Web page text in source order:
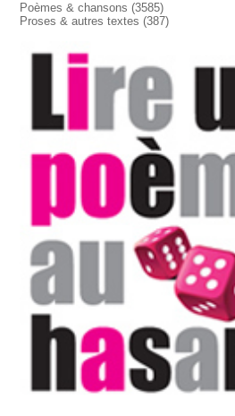
Poèmes & chansons (3585)
Proses & autres textes (387)